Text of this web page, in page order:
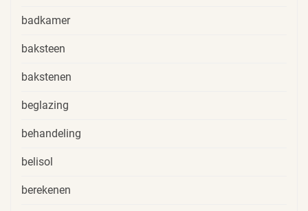
badkamer
baksteen
bakstenen
beglazing
behandeling
belisol
berekenen